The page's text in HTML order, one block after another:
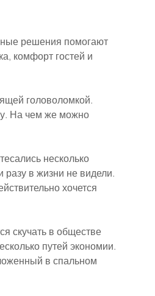
решения помогают
комфорт гостей и
головоломкой.
На чем же можно
несколько
в жизни не видели.
хочется
скучать в обществе
путей экономии.
в спальном